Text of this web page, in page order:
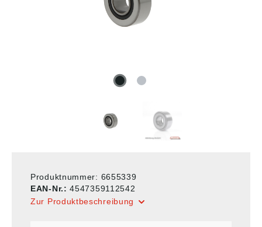
Produktnummer: 6655339
EAN-Nr.:4547359112542
Zur Produktbeschreibung